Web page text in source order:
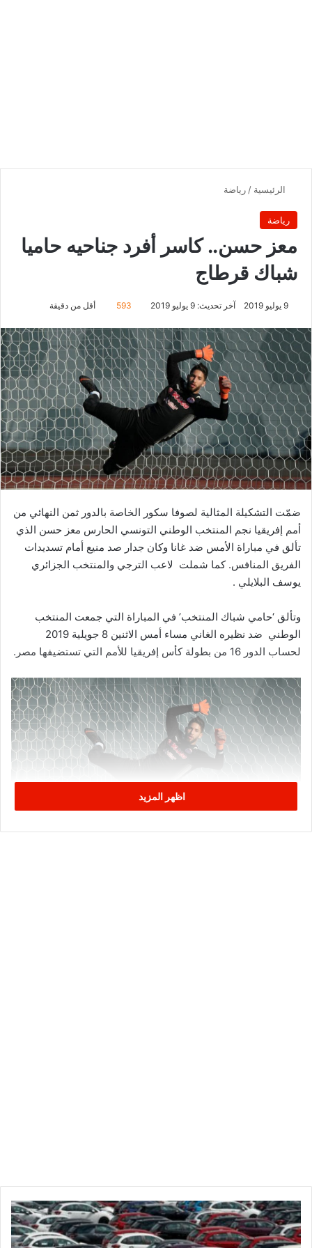
الرئيسية / رياضة
رياضة
معز حسن.. كاسر أفرد جناحيه حاميا
شباك قرطاج
9 يوليو 2019 آخر تحديث: 9 يوليو 2019 593 أقل من دقيقة
ضمّت التشكيلة المثالية لصوفا سكور الخاصة بالدور ثمن النهائي من
أمم إفريقيا نجم المنتخب الوطني التونسي الحارس معز حسن الذي
تألق في مباراة الأمس ضد غانا وكان جدار صد منيع أمام تسديدات
الفريق المنافس. كما شملت لاعب الترجي والمنتخب الجزائري
يوسف البلايلي .
وتألق ‘حامي شباك المنتخب’ في المباراة التي جمعت المنتخب
الوطني ضد نظيره الغاني مساء أمس الاثنين 8 جويلية 2019
لحساب الدور 16 من بطولة كأس إفريقيا للأمم التي تستضيفها مصر.
اظهر المزيد
ت
ر
ا